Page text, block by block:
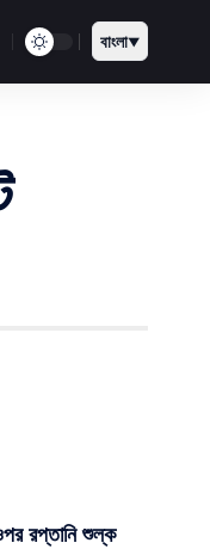
বাংলা▼
রপ্তানি শুল্ক